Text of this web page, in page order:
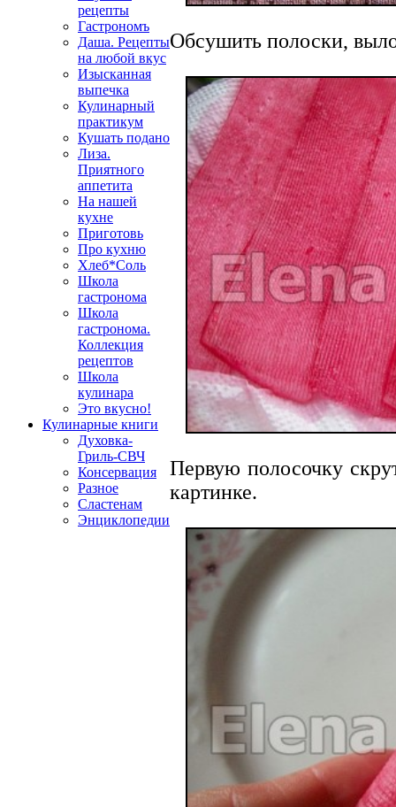
рецепты
Гастрономъ
Даша. Рецепты
на любой вкус
Изысканная
выпечка
Кулинарный
практикум
Кушать подано
Лиза.
Приятного
аппетита
На нашей
кухне
Приготовь
Про кухню
Хлеб*Соль
Школа
гастронома
Школа
гастронома.
Коллекция
рецептов
Школа
кулинара
Это вкусно!
Кулинарные книги
Духовка-
Гриль-СВЧ
Консервация
Разное
Сластенам
Энциклопедии
Обсушить полоски,
Первую полосочку
картинке.